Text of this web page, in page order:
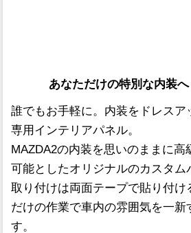
あなただけの特別な内装
誰でもお手軽に。内装をドレスア
専用インテリアパネル。
MAZDA2の内装を思いのままに高
可能としたオリジナルのカスタム
取り付けは両面テープで貼り付け
だけの作業で車内の雰囲気を一新
す。